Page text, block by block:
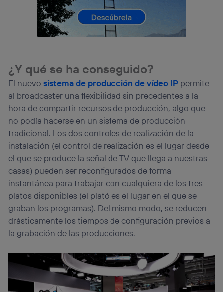
¿Y qué se ha conseguido?
El nuevosistema de producción de vídeo IP permite
al broadcaster una flexibilidad sin precedentes a la
hora de compartir recursos de producción, algo que
no podía hacerse en un sistema de producción
tradicional. Los dos controles de realización de la
instalación (el control de realización es el lugar desde
el que se produce la señal de TV que llega a nuestras
casas) pueden ser reconfigurados de forma
instantánea para trabajar con cualquiera de los tres
platos disponibles (el plató es el lugar en el que se
graban los programas). Del mismo modo, se reducen
drásticamente los tiempos de configuración previos a
la grabación de las producciones.
lo que cualquier persona que conecte su dispositivo y
consienta el uso de la tecnología recibirá el mismo
identificador. Típicamente:
Si utilizas una
conexión de banda ancha(p. ej., Wi-Fi),
que hayan dado su consentimiento.
Si utilizas
, el marketing será más
personalizado, ya que se basará únicamente en la
navegación del usuario del móvil.
Puedes gestionar los consentimientos Utiq seleccionando
“Administrar Utiq” en la parte inferior de esta página web o
visitando el
portal de privacidad de Utiq
(“consenthub”). Para más información, consulta
la política de privacidad de Utiq.